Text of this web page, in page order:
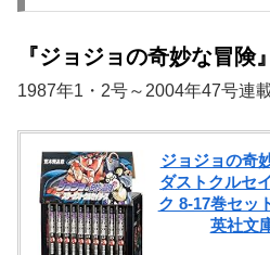
『ジョジョの奇妙な冒険』
1987年1・2号～2004年47号連
ジョジョの奇
ダストクルセ
ク 8-17巻セッ
英社文